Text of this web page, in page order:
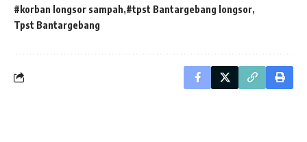
#korban longsor sampah #tpst Bantargebang longsor
Tpst Bantargebang